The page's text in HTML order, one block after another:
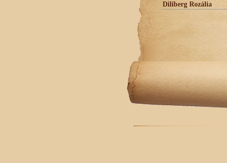
Diliberg Rozália